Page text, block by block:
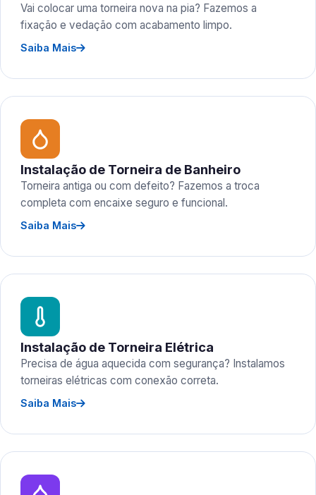
Vai colocar uma torneira nova na pia? Fazemos a
fixação e vedação com acabamento limpo.
Saiba Mais
Instalação de Torneira de Banheiro
Torneira antiga ou com defeito? Fazemos a troca
completa com encaixe seguro e funcional.
Saiba Mais
Instalação de Torneira Elétrica
Precisa de água aquecida com segurança? Instalamos
torneiras elétricas com conexão correta.
Saiba Mais